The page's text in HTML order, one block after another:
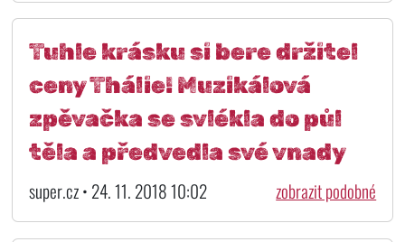
Tuhle krásku si bere držitel
ceny Thálie! Muzikálová
zpěvačka se svlékla do půl
těla a předvedla své vnady
super.cz • 24. 11. 2018 10:02 zobrazit podobné